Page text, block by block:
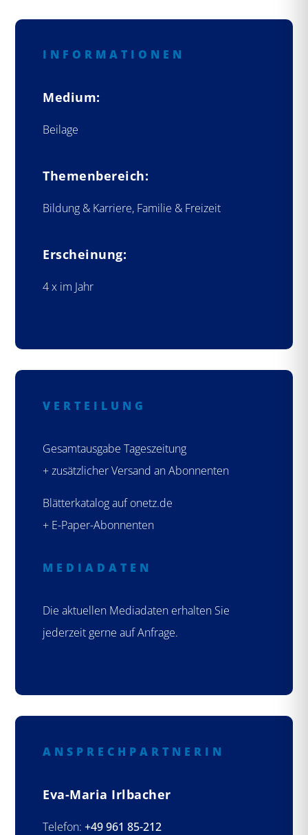
INFORMATIONEN
Medium:
Beilage
Themenbereich:
Bildung & Karriere, Familie & Freizeit
Erscheinung:
4 x im Jahr
VERTEILUNG
Gesamtausgabe Tageszeitung
+ zusätzlicher Versand an Abonnenten
Blätterkatalog auf onetz.de
+ E-Paper-Abonnenten
MEDIADATEN
Die aktuellen Mediadaten erhalten Sie
jederzeit gerne auf Anfrage.
ANSPRECHPARTNERIN
Eva-Maria Irlbacher
Telefon:+49 961 85-212